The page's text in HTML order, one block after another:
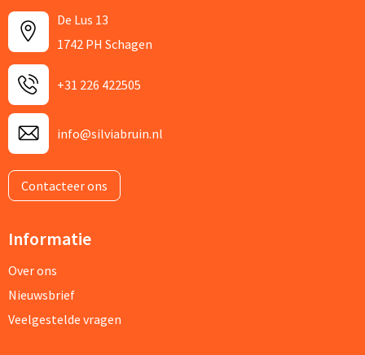
De Lus 13
1742 PH Schagen
+31 226 422505
info@silviabruin.nl
Contacteer ons
Informatie
Over ons
Nieuwsbrief
Veelgestelde vragen